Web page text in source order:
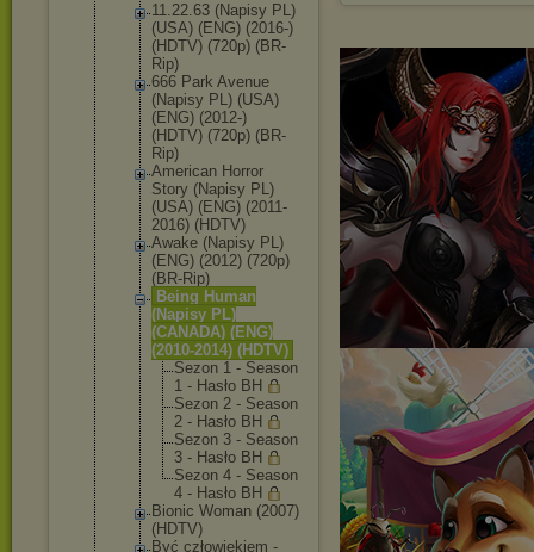
11.22.63 (Napisy PL)
(USA) (ENG) (2016-)
(HDTV) (720p) (BR-
Rip)
666 Park Avenue
(Napisy PL) (USA)
(ENG) (2012-)
(HDTV) (720p) (BR-
Rip)
American Horror
Story (Napisy PL)
(USA) (ENG) (2011-
2016) (HDTV)
Awake (Napisy PL)
(ENG) (2012) (720p)
(BR-Rip)
Being Human
(Napisy PL)
(CANADA) (ENG)
(2010-2014) (HDTV)
Sezon 1 - Season
1 - Hasło BH
Sezon 2 - Season
2 - Hasło BH
Sezon 3 - Season
3 - Hasło BH
Sezon 4 - Season
4 - Hasło BH
Bionic Woman (2007)
(HDTV)
Być człowiekiem -